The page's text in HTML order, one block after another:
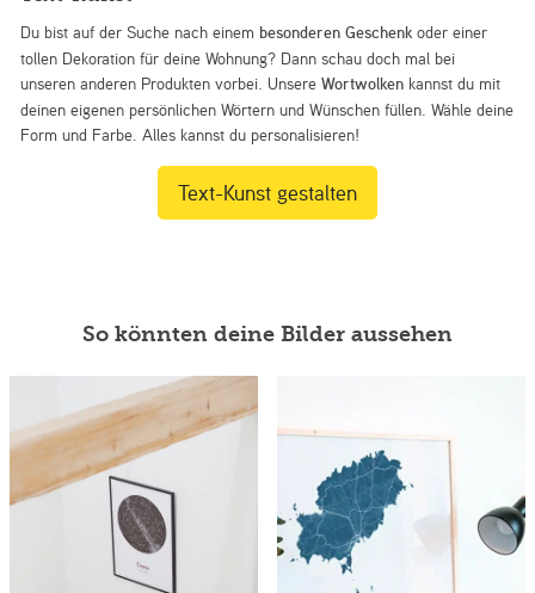
Du bist auf der Suche nach einem besonderen Geschenk oder einer
tollen Dekoration für deine Wohnung? Dann schau doch mal bei
unseren anderen Produkten vorbei. UnsereWortwolken kannst du mit
deinen eigenen persönlichen Wörtern und Wünschen füllen. Wähle deine
Form und Farbe. Alles kannst du personalisieren!
Text-Kunst gestalten
So könnten deine Bilder aussehen